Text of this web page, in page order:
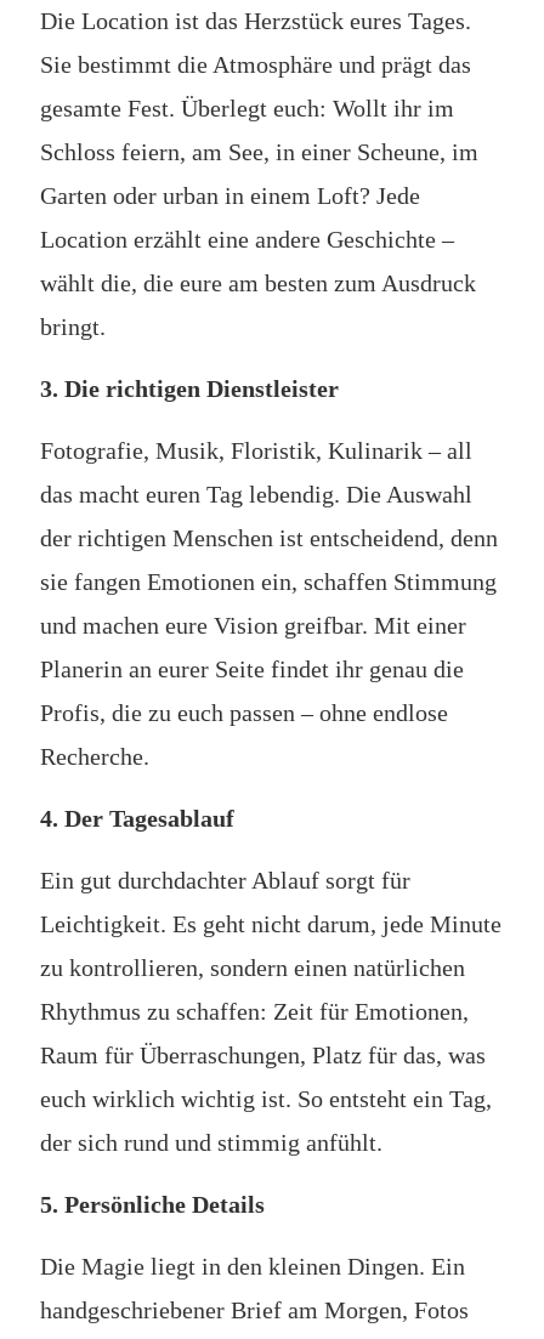
Die Location ist das Herzstück eures Tages.
Sie bestimmt die Atmosphäre und prägt das
gesamte Fest. Überlegt euch: Wollt ihr im
Schloss feiern, am See, in einer Scheune, im
Garten oder urban in einem Loft? Jede
Location erzählt eine andere Geschichte –
wählt die, die eure am besten zum Ausdruck
bringt.
3. Die richtigen Dienstleister
Fotografie, Musik, Floristik, Kulinarik – all
das macht euren Tag lebendig. Die Auswahl
der richtigen Menschen ist entscheidend, denn
sie fangen Emotionen ein, schaffen Stimmung
und machen eure Vision greifbar. Mit einer
Planerin an eurer Seite findet ihr genau die
Profis, die zu euch passen – ohne endlose
Recherche.
4. Der Tagesablauf
Ein gut durchdachter Ablauf sorgt für
Leichtigkeit. Es geht nicht darum, jede Minute
zu kontrollieren, sondern einen natürlichen
Rhythmus zu schaffen: Zeit für Emotionen,
Raum für Überraschungen, Platz für das, was
euch wirklich wichtig ist. So entsteht ein Tag,
der sich rund und stimmig anfühlt.
5. Persönliche Details
Die Magie liegt in den kleinen Dingen. Ein
handgeschriebener Brief am Morgen, Fotos